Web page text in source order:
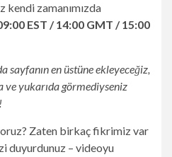
kendi zamanımızda
EST / 14:00 GMT / 15:00
sayfanın en üstüne ekleyeceğiz,
ve yukarıda görmediyseniz
Zaten birkaç fikrimiz var
duyurdunuz – videoyu